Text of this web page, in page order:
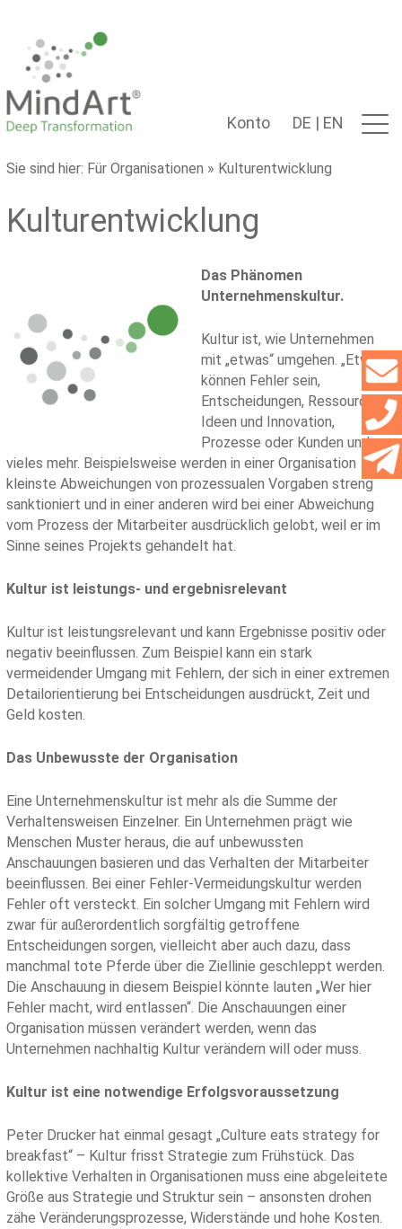
Konto DE | EN
Sie sind hier: Für Organisationen » Kulturentwicklung
Kulturentwicklung
Das Phänomen
Unternehmenskultur.
Kultur ist, wie Unternehmen
mit „etwas“ umgehen. „Etwas“
können Fehler sein,
Entscheidungen, Ressourcen,
Ideen und Innovation,
Prozesse oder Kunden und
vieles mehr. Beispielsweise werden in einer Organisation
kleinste Abweichungen von prozessualen Vorgaben streng
sanktioniert und in einer anderen wird bei einer Abweichung
vom Prozess der Mitarbeiter ausdrücklich gelobt, weil er im
Sinne seines Projekts gehandelt hat.
Kultur ist leistungs- und ergebnisrelevant
Kultur ist leistungsrelevant und kann Ergebnisse positiv oder
negativ beeinflussen. Zum Beispiel kann ein stark
vermeidender Umgang mit Fehlern, der sich in einer extremen
Detailorientierung bei Entscheidungen ausdrückt, Zeit und
Geld kosten.
Das Unbewusste der Organisation
Eine Unternehmenskultur ist mehr als die Summe der
Verhaltensweisen Einzelner. Ein Unternehmen prägt wie
Menschen Muster heraus, die auf unbewussten
Anschauungen basieren und das Verhalten der Mitarbeiter
beeinflussen. Bei einer Fehler-Vermeidungskultur werden
Fehler oft versteckt. Ein solcher Umgang mit Fehlern wird
zwar für außerordentlich sorgfältig getroffene
Entscheidungen sorgen, vielleicht aber auch dazu, dass
manchmal tote Pferde über die Ziellinie geschleppt werden.
Die Anschauung in diesem Beispiel könnte lauten „Wer hier
Fehler macht, wird entlassen“. Die Anschauungen einer
Organisation müssen verändert werden, wenn das
Unternehmen nachhaltig Kultur verändern will oder muss.
Kultur ist eine notwendige Erfolgsvoraussetzung
Peter Drucker hat einmal gesagt „Culture eats strategy for
breakfast“ – Kultur frisst Strategie zum Frühstück. Das
kollektive Verhalten in Organisationen muss eine abgeleitete
Größe aus Strategie und Struktur sein – ansonsten drohen
zähe Veränderungsprozesse, Widerstände und hohe Kosten.